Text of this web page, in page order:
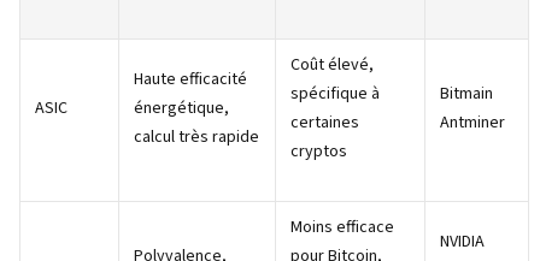
ASIC
Haute efficacité
énergétique,
calcul très rapide
Coût élevé,
spécifique à
certaines
cryptos
Bitmain
Antminer
Polyvalence,
Moins efficace
pour Bitcoin,
NVIDIA